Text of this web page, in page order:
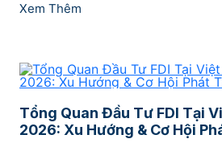
Xem Thêm
Tổng Quan Đầu Tư FDI Tại
2026: Xu Hướng & Cơ Hội